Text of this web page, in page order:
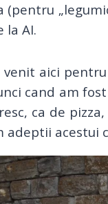
(pentru
la AI.
aici
cand am
ca de
adeptii acestui